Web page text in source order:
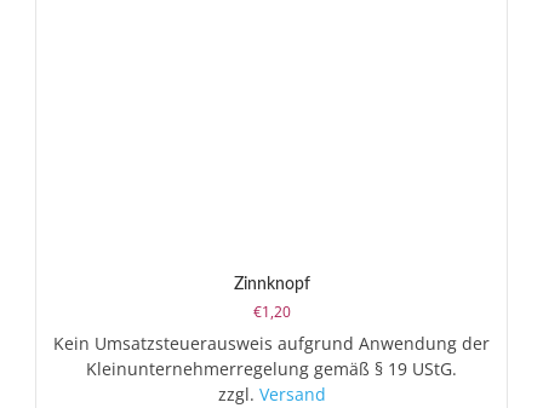
Zinnknopf
€1,20
Kein Umsatzsteuerausweis aufgrund Anwendung der
Kleinunternehmerregelung gemäß § 19 UStG.
zzgl. Versand